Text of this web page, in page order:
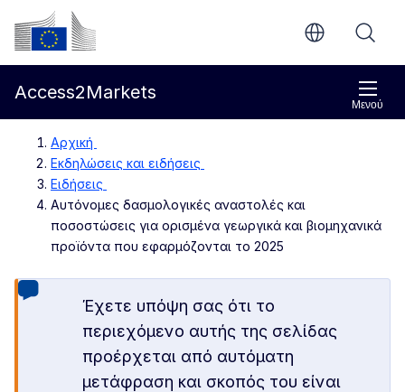
Απευθείας μετάβαση στο κύριο περιεχόμενο
Ευρωπαϊκή Επιτροπή
Μενού
Access2Markets
Αρχική
Εκδηλώσεις και ειδήσεις
Ειδήσεις
Αυτόνομες δασμολογικές αναστολές και
ποσοστώσεις για ορισμένα γεωργικά και βιομηχανικά
προϊόντα που εφαρμόζονται το 2025
Έχετε υπόψη σας ότι το
περιεχόμενο αυτής της σελίδας
προέρχεται από αυτόματη
μετάφραση και σκοπός του είναι